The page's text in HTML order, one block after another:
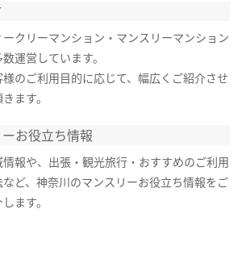
ークリーマンション・マンスリーマンション
運営しています。
様のご利用目的に応じて、幅広くご紹介させ
ます。
お役立ち情報
情報や、出張・観光旅行・おすすめのご利用
など、神奈川のマンスリーお役立ち情報をご
ます。